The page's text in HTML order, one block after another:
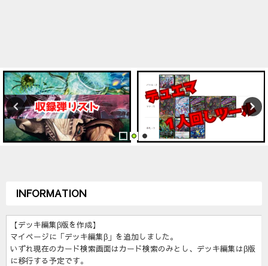
INFORMATION
【デッキ編集β版を作成】
マイページに「デッキ編集β」を追加しました。
いずれ現在のカード検索画面はカード検索のみとし、デッキ編集はβ版
に移行する予定です。